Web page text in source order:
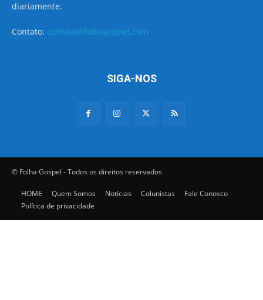
diariamente.
Contato: contato@folhagospel.com
SIGA-NOS
© Folha Gospel - Todos os direitos reservados
HOME Quem Somos Notícias Colunistas
Fale Conosco
Política de privacidade